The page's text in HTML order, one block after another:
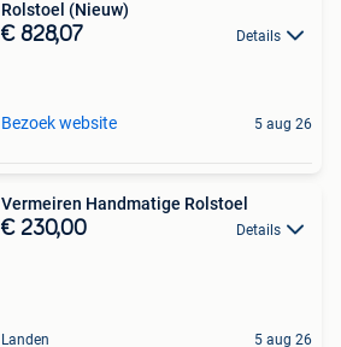
Rolstoel (Nieuw)
€ 828,07 Details
Bezoek website 5 aug 26
Vermeiren Handmatige Rolstoel
€ 230,00 Details
Landen 5 aug 26